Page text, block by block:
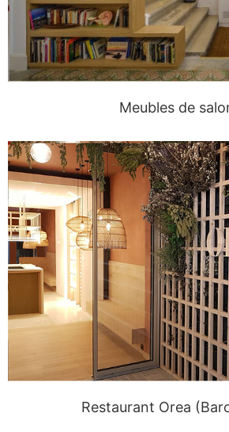
Meubles de
Restaurant Orea